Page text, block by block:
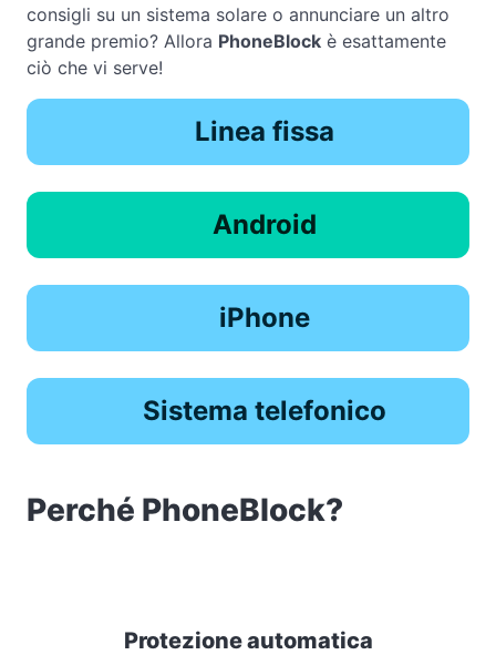
consigli su un sistema solare o annunciare un altro
grande premio? Allora PhoneBlock è esattamente
ciò che vi serve!
Linea fissa
Android
iPhone
Sistema telefonico
Perché PhoneBlock?
Protezione automatica